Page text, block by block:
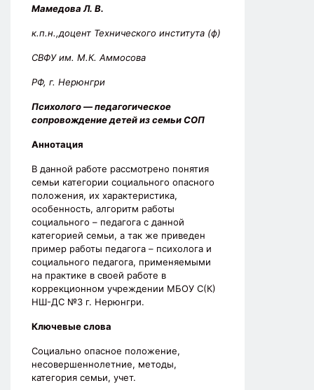
Мамедова Л. В.
к.п.н.,доцент Технического института (ф)
СВФУ им. М.К. Аммосова
РФ, г. Нерюнгри
Психолого — педагогическое
сопровождение детей из семьи СОП
Аннотация
В данной работе рассмотрено понятия
семьи категории социального опасного
положения, их характеристика,
особенность, алгоритм работы
социального – педагога с данной
категорией семьи, а так же приведен
пример работы педагога – психолога и
социального педагога, применяемыми
на практике в своей работе в
коррекционном учреждении МБОУ С(К)
НШ-ДС №3 г. Нерюнгри.
Ключевые слова
Социально опасное положение,
несовершеннолетние, методы,
категория семьи, учет.